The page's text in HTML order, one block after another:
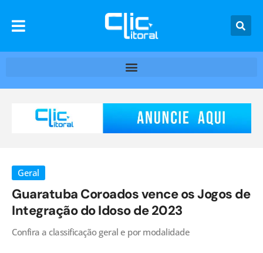
Geral
Guaratuba Coroados vence os Jogos de
Integração do Idoso de 2023
Confira a classificação geral e por modalidade